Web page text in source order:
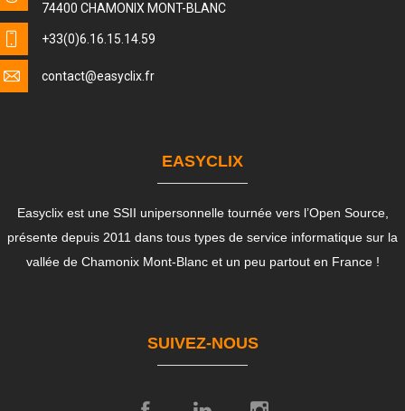
74400 CHAMONIX MONT-BLANC
+33(0)6.16.15.14.59
contact@easyclix.fr
EASYCLIX
Easyclix est une SSII unipersonnelle tournée vers l’Open Source,
présente depuis 2011 dans tous types de service informatique sur la
vallée de Chamonix Mont-Blanc et un peu partout en France !
SUIVEZ-NOUS